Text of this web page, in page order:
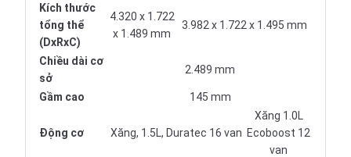
Kích thước
tổng thể
(DxRxC)
4.320 x 1.722
x 1.489 mm
3.982 x 1.722 x 1.495 mm
Chiều dài cơ
sở
2.489 mm
Gầm cao 145 mm
Động cơ Xăng, 1.5L, Duratec 16 van
Xăng 1.0L
Ecoboost 12
van